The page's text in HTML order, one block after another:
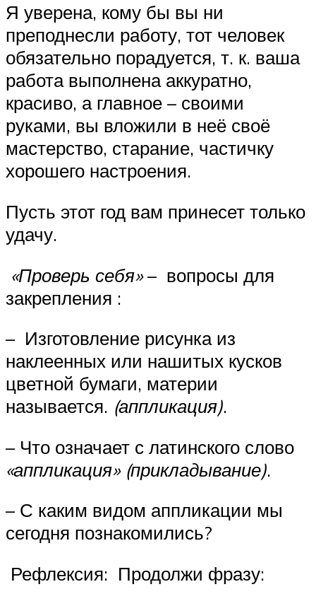
Я уверена, кому бы вы ни
преподнесли работу, тот человек
обязательно порадуется, т. к. ваша
работа выполнена аккуратно,
красиво, а главное – своими
руками, вы вложили в неё своё
мастерство, старание, частичку
хорошего настроения.
Пусть этот год вам принесет только
удачу.
«Проверь себя»– вопросы для
закрепления :
– Изготовление рисунка из
наклеенных или нашитых кусков
цветной бумаги, материи
называется. (аппликация).
– Что означает с латинского слово
«аппликация» (прикладывание).
– С каким видом аппликации мы
сегодня познакомились?
Рефлексия: Продолжи фразу: